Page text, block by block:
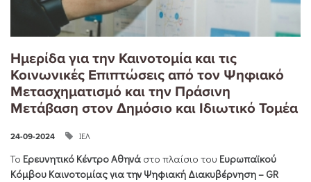
Ημερίδα για την Καινοτομία και τις
Κοινωνικές Επιπτώσεις από τον Ψηφιακό
Μετασχηματισμό και την Πράσινη
Μετάβαση στον Δημόσιο και Ιδιωτικό Τομέα
24-09-2024 ΙΕΛ
Το Ερευνητικό Κέντρο Αθηνά στο πλαίσιο του Ευρωπαϊκού
Κόμβου Καινοτομίας για την Ψηφιακή Διακυβέρνηση – GR